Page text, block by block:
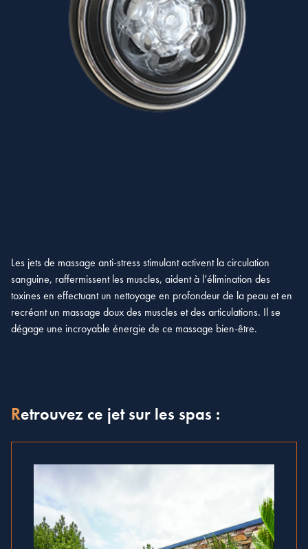
Les jets de massage anti-stress stimulant activent la circulation
sanguine, raffermissent les muscles, aident à l’élimination des
toxines en effectuant un nettoyage en profondeur de la peau et en
recréant un massage doux des muscles et des articulations. Il se
dégage une incroyable énergie de ce massage bien-être.
Retrouvez ce jet sur les spas :